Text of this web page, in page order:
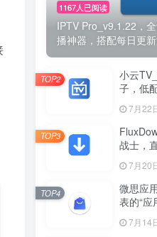
1167人已阅读
IPTV Pro_v9.1.22，
播神器，搭配每日更
小云
子，低
7月22
TOP2
战士，
7月20
TOP3
微思应
表的“应
没发现
7月14
TOP4